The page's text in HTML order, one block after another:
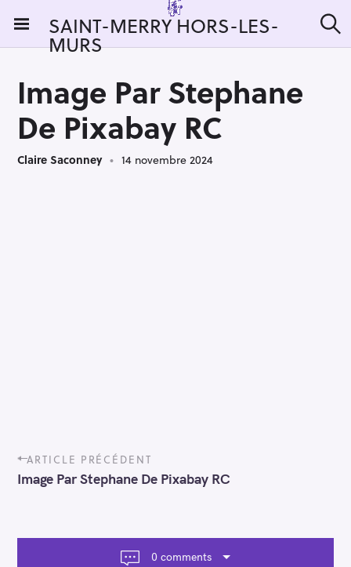
i
SAINT-MERRY HORS-LES-
MURS e
Image Par Stephane
De Pixabay RC
Claire Saconney 14 novembre 2024
P
o
s
a
ARTICLE PRÉCÉDENT
Image Par Stephane De Pixabay RC
0 comments